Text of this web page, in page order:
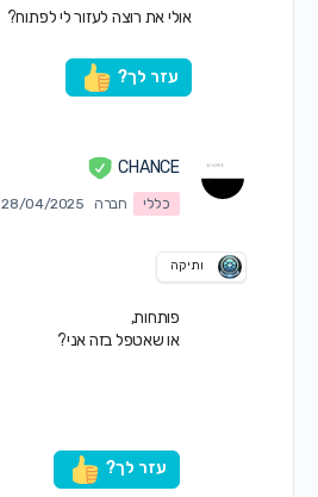
אולי את רוצה לעזור לי לפתוח?
עזר לך?
CHANCE
כללי חברה 28/04/2025 ב11:30 am
ותיקה
פותחות,
או שאטפל בזה אני?
עזר לך?